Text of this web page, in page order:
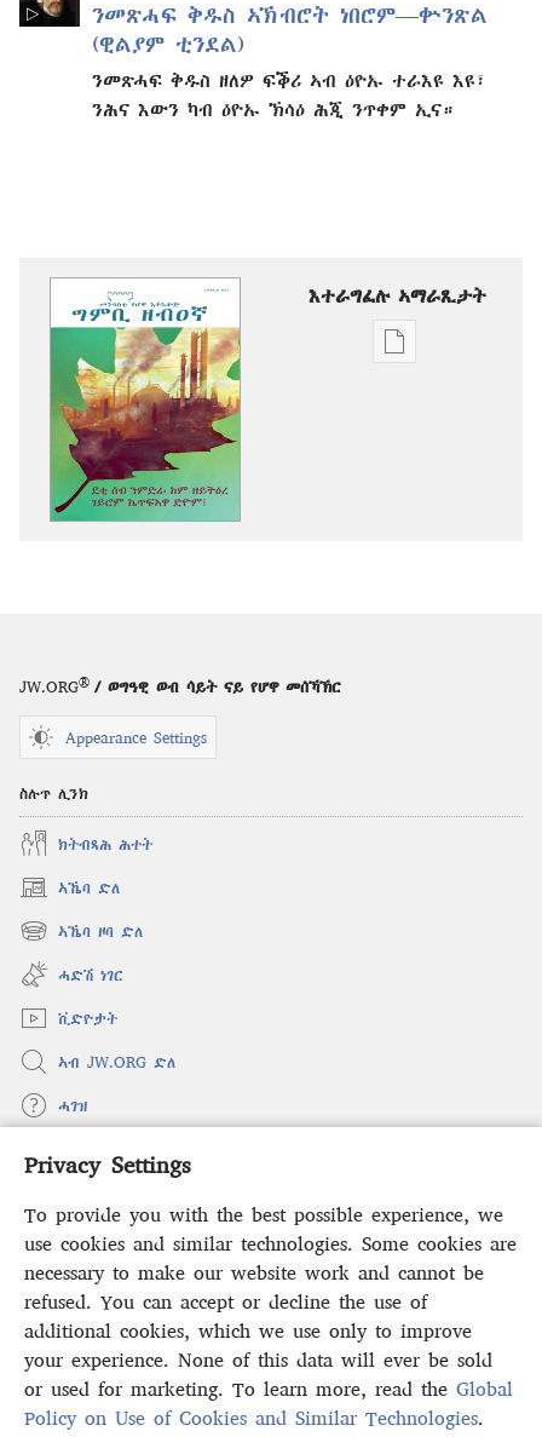
Privacy Settings
To provide you with the best possible experience, we
use cookies and similar technologies. Some cookies are
necessary to make our website work and cannot be
refused. You can accept or decline the use of
additional cookies, which we use only to improve
your experience. None of this data will ever be sold
or used for marketing. To learn more, read the Global
Policy on Use of Cookies and Similar Technologies
ንመጽሓፍ ቅዱስ ኣኽብሮት ነበሮም—ቍንጽል
(ዊልያም ቲንደል)
ንመጽሓፍ ቅዱስ ዘለዎ ፍቕሪ ኣብ ዕዮኡ ተራእዩ እዩ፣
ንሕና እውን ካብ ዕዮኡ ኽሳዕ ሕጂ ንጥቀም ኢና።
እተራግፈሉ ኣማራጺታት
ዲጂታዊ
JW.ORG® / ወግዓዊ ወብ ሳይት ናይ የሆዋ መሰኻኽር
Appearance Settings
ስሉጥ ሊንክ
ክትብጻሕ ሕተት
ኣኼባ ድለ
(opens
new
window)
ኣኼባ ዞባ ድለ
(opens
new
window)
ሓድሽ ነገር
ቪድዮታት
ኣብ JW.ORG ድለ
ሓገዝ
ወፈያ
(opens
window)
ቤተ መጻሕፍቲ ኢንተርነት ግምቢ ዘብዐኛ
(opens
new
window)JW Hub ®
(opens
new
ኣፕሊኬሽንJW Library